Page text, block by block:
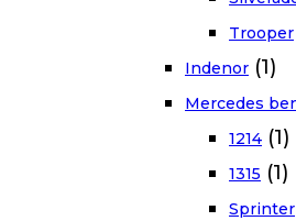
Trooper
Indenor (1)
Mercedes
1214 (1)
1315 (1)
Sprinter